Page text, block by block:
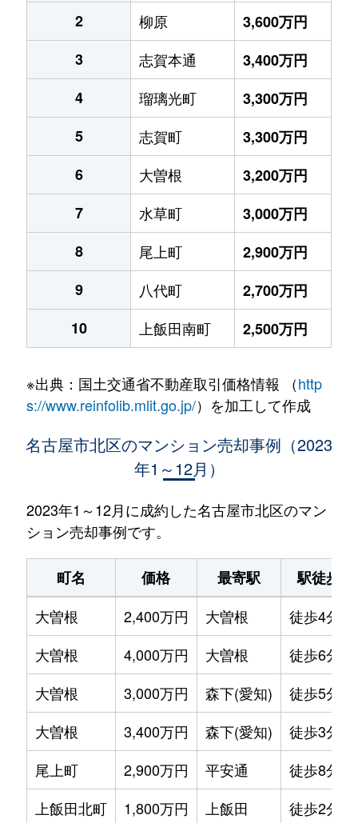
2
柳原
3,600万円
3
志賀本通
3,400万円
4
瑠璃光町
3,300万円
5
志賀町
3,300万円
6
大曽根
3,200万円
7
水草町
3,000万円
8
尾上町
2,900万円
9
八代町
2,700万円
10
上飯田南町 2,500万円
※出典：国土交通省不動産取引価格情報 （http
s://www.reinfolib.mlit.go.jp/）を加工して作成
名古屋市北区のマンション売却事例（2023
年1～12月）
2023年1～12月に成約した名古屋市北区のマン
ション売却事例です。
町名 価格 最寄駅
駅徒歩
大曽根
2,400万円 大曽根
徒歩4分
大曽根
4,000万円 大曽根
徒歩6分
大曽根
3,000万円 森下(愛知)
徒歩5分
大曽根
3,400万円 森下(愛知)
徒歩3分
尾上町
2,900万円 平安通
徒歩8分
上飯田北町
1,800万円 上飯田
徒歩2分